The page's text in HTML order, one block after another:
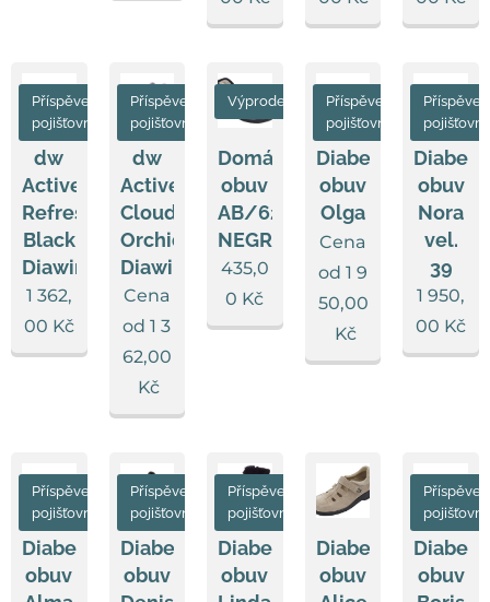
dw
Active
Refreshing
Black
Diawin
Příspěvek
pojišťovny
1 362,
00 Kč
dw
Active
Cloudy
Orchid
Diawin
Příspěvek
pojišťovny
Cena
od1 3
62,00
Kč
Domácí
obuv
AB/622866
NEGRO
Výprodej
435,0
0 Kč
Diabetická
obuv
Olga
Příspěvek
pojišťovny
Cena
od1 9
50,00
Kč
obuv
Nora
vel.
39
Příspěvek
1 950,
00 Kč
Diabetická
obuv
Příspěvek
pojišťovny
Diabetická
obuv
Příspěvek
pojišťovny
Diabetická
obuv
Příspěvek
pojišťovny
Diabetická
obuv
obuv
Příspěvek